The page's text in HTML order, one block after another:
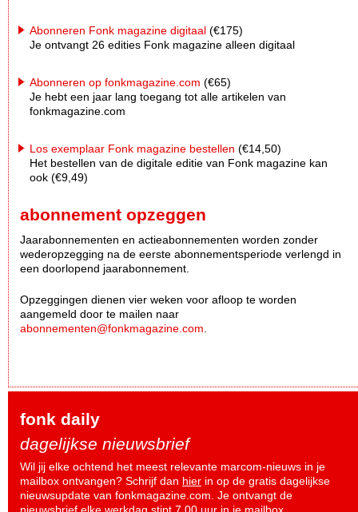
Abonneren Fonk magazine digitaal (€175)
Je ontvangt 26 edities Fonk magazine alleen digitaal
Abonneren op fonkmagazine.com (€65)
Je hebt een jaar lang toegang tot alle artikelen van
fonkmagazine.com
Los exemplaar Fonk magazine bestellen (€14,50)
Het bestellen van de digitale editie van Fonk magazine kan
ook (€9,49)
abonnement opzeggen
Jaarabonnementen en actieabonnementen worden zonder
wederopzegging na de eerste abonnementsperiode verlengd in
een doorlopend jaarabonnement.
Opzeggingen dienen vier weken voor afloop te worden
aangemeld door te mailen naar
abonnementen@fonkmagazine.com.
fonk daily
dagelijkse nieuwsbrief
Wil jij elke ochtend het meest relevante marcom-nieuws in je
mailbox ontvangen? Schrijf dan hier in op de gratis dagelijkse
nieuwsupdate van fonkmagazine.com. Je ontvangt de